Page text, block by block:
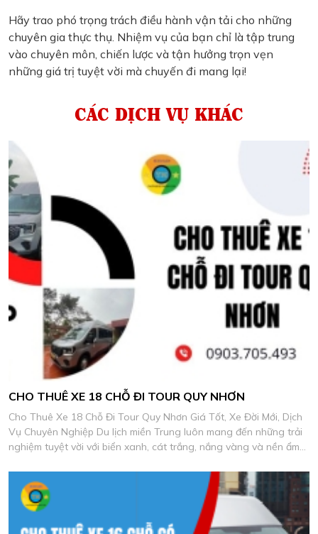
Hãy trao phó trọng trách điều hành vận tải cho những
chuyên gia thực thụ. Nhiệm vụ của bạn chỉ là tập trung
vào chuyên môn, chiến lược và tận hưởng trọn vẹn
những giá trị tuyệt vời mà chuyến đi mang lại!
CÁC DỊCH VỤ KHÁC
CHO THUÊ XE 18 CHỖ ĐI TOUR QUY NHƠN
Cho Thuê Xe 18 Chỗ Đi Tour Quy Nhơn Giá Tốt, Xe Đời Mới, Dịch
Vụ Chuyên Nghiệp Du lịch miền Trung luôn mang đến những trải
nghiệm tuyệt vời với biển xanh, cát trắng, nắng vàng và nền ẩm